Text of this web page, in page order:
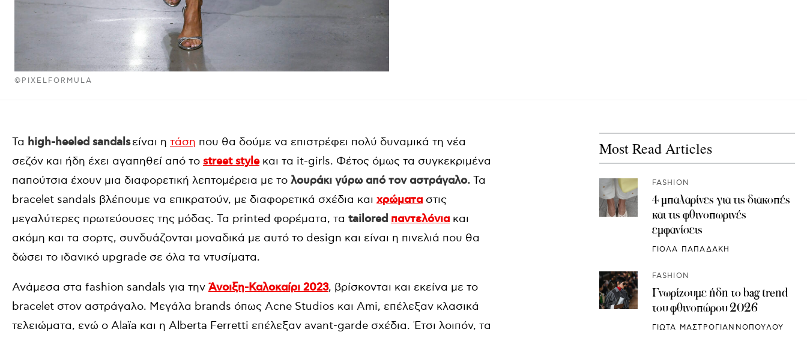
©PIXELFORMULA
Τα high-heeled sandalsείναι η τάση που θα δούμε να επιστρέφει πολύ δυναμικά τη νέα
σεζόν και ήδη έχει αγαπηθεί από το street styleκαι τα it-girls. Φέτος όμως τα συγκεκριμένα
παπούτσια έχουν μια διαφορετική λεπτομέρεια με το λουράκι γύρω από τον αστράγαλο. Τα
bracelet sandals βλέπουμε να επικρατούν, με διαφορετικά σχέδια και χρώματα στις
μεγαλύτερες πρωτεύουσες της μόδας. Τα printed φορέματα, τα tailored παντελόνια και
ακόμη και τα σορτς, συνδυάζονται μοναδικά με αυτό το design και είναι η πινελιά που θα
δώσει το ιδανικό upgrade σε όλα τα ντυσίματα.
Ανάμεσα στα fashion sandals για την Άνοιξη-Καλοκαίρι 2023, βρίσκονται και εκείνα με το
bracelet στον αστράγαλο. Μεγάλα brands όπως Acne Studios και Ami, επέλεξαν κλασικά
τελειώματα, ενώ ο Alaïa και η Alberta Ferretti επέλεξαν avant-garde σχέδια. Έτσι λοιπόν, τα
Most Read Articles
FASHION
4 μπαλαρίνες για τις διακοπές
και τις φθινοπωρινές
εμφανίσεις
ΓΙΟΛΑ ΠΑΠΑΔΑΚΗ
FASHION
Γνωρίζουμε ήδη το bag trend
του φθινοπώρου 2026
ΓΙΩΤΑ ΜΑΣΤΡΟΓΙΑΝΝΟΠΟΥΛΟΥ